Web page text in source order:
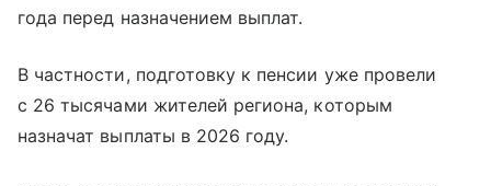
года перед назначением выплат.
В частности, подготовку к пенсии уже провели
с 26 тысячами жителей региона, которым
назначат выплаты в 2026 году.